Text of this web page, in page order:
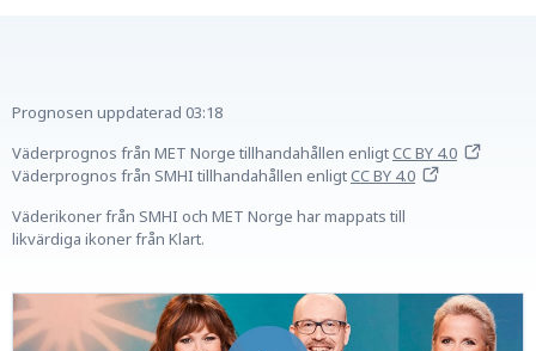
Prognosen uppdaterad 03:18
Väderprognos från MET Norge tillhandahållen enligtCC BY 4.0
Väderprognos från SMHI tillhandahållen enligtCC BY 4.0
Väderikoner från SMHI och MET Norge har mappats till
likvärdiga ikoner från Klart.